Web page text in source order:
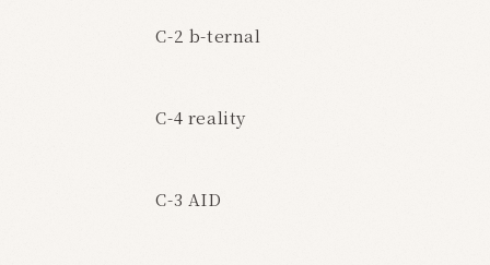
C-2 b-ternal
C-4 reality
C-3 AID